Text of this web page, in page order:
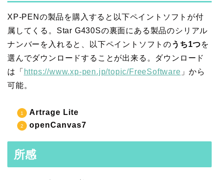
XP-PENの製品を購入すると以下ペイントソフトが付
属してくる。Star G430Sの裏面にある製品のシリアル
ナンバーを入れると、以下ペイントソフトのうち1つを
選んでダウンロードすることが出来る。ダウンロード
は「 https://www.xp-pen.jp/topic/FreeSoftware 」から
可能。
Artrage Lite
openCanvas7
所感